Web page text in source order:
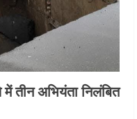
तीन अभियंता निलंबित